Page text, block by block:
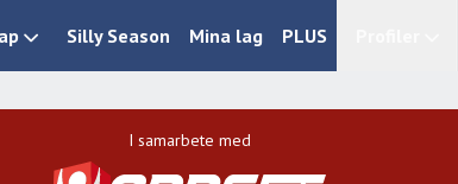
Silly Season Mina lag PLUS
I samarbete med